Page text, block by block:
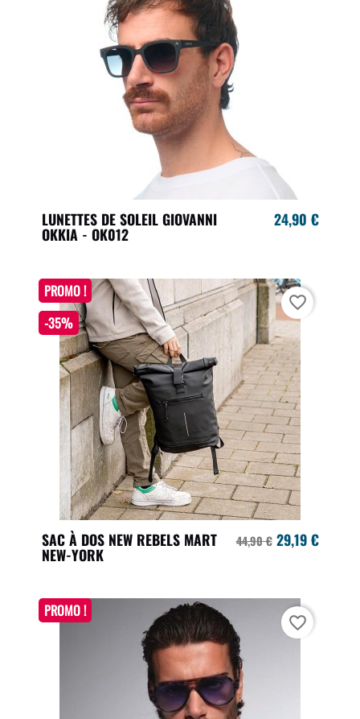
LUNETTES DE SOLEIL GIOVANNI
OKKIA - OK012
24,90 €
SAC À DOS NEW REBELS MART
NEW-YORK
44,90 € 29,19 €
PROMO !
-35%
favorite_border
PROMO !
favorite_border